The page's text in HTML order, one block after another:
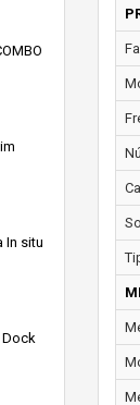
In situ
Dock